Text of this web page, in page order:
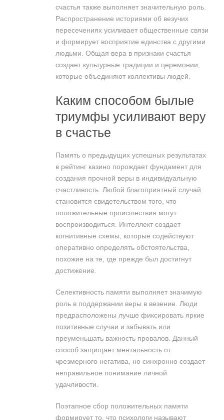
счастья также выполняет значительную роль.
Распространение историями об везучих
пересечениях усиливает общественные связи
и формирует восприятие единства с другими
людьми. Общая вера в признаки счастья
создает культурные традиции и церемонии,
которые объединяют коллективы людей.
Каким способом былые
триумфы усиливают веру
в счастье
Память о предыдущих успешных результатах
в рейтинг казино порождает фундамент для
создания прочной веры в индивидуальную
счастливость. Любой благоприятный случай
становится свидетельством того, что
положительные происшествия могут
воспроизводиться. Интеллект создает
когнитивные схемы, которые содействуют
оперативно определять обстоятельства,
похожие на те, где прежде был достигнут
достижение.
Селективность памяти выполняет значимую
роль в поддержании веры в везение. Люди
предрасположены лучше фиксировать яркие
позитивные случаи и забывать или
преуменьшать важность провалов. Данный
способ защищает ментальность от
чрезмерного негатива, но синхронно создает
неправильное понимание личной
удачливости.
Поэтапное сбор положительных памяти
формирует то, что психологи называют